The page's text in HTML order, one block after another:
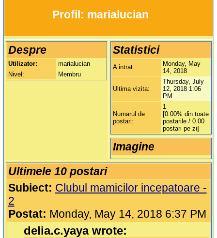
		Profil:
marialucian
Despre
Utilizator:
marialucian
Nivel:
Membru
Statistici
A intrat:
Monday, May
14, 2018
Ultima vizita:
Thursday, July
12, 2018 1:06
PM
Numarul de
postari:
1
[0.00% din toate
postarile / 0.00
postari pe zi]
Imagine
Ultimele 10 postari
Subiect: Clubul mamicilor incepatoare -
2
Postat: Monday, May 14, 2018 6:37 PM
delia.c.yaya wrote: